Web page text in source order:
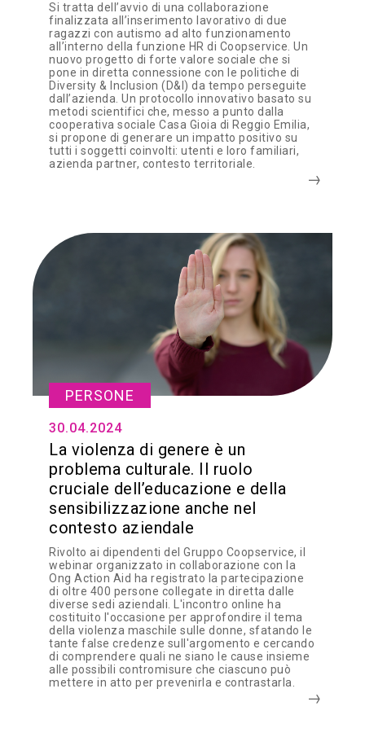
Si tratta dell’avvio di una collaborazione
finalizzata all’inserimento lavorativo di due
ragazzi con autismo ad alto funzionamento
all’interno della funzione HR di Coopservice. Un
nuovo progetto di forte valore sociale che si
pone in diretta connessione con le politiche di
Diversity & Inclusion (D&I) da tempo perseguite
dall’azienda. Un protocollo innovativo basato su
metodi scientifici che, messo a punto dalla
cooperativa sociale Casa Gioia di Reggio Emilia,
si propone di generare un impatto positivo su
tutti i soggetti coinvolti: utenti e loro familiari,
azienda partner, contesto territoriale.
PERSONE
30.04.2024
La violenza di genere è un
problema culturale. Il ruolo
cruciale dell’educazione e della
sensibilizzazione anche nel
contesto aziendale
Rivolto ai dipendenti del Gruppo Coopservice, il
webinar organizzato in collaborazione con la
Ong Action Aid ha registrato la partecipazione
di oltre 400 persone collegate in diretta dalle
diverse sedi aziendali. L'incontro online ha
costituito l'occasione per approfondire il tema
della violenza maschile sulle donne, sfatando le
tante false credenze sull'argomento e cercando
di comprendere quali ne siano le cause insieme
alle possibili contromisure che ciascuno può
mettere in atto per prevenirla e contrastarla.